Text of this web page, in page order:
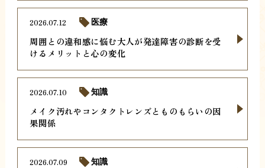
周囲との違和感に悩む大人が発達障害の診断を受
けるメリットと心の変化
2026.07.12 医療
メイク汚れやコンタクトレンズとものもらいの因
果関係
2026.07.10 知識
2026.07.09 知識